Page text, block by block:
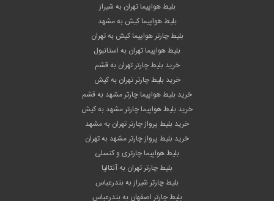
بلیط هواپیما تهران به شیراز
بلیط هواپیما کیش به مشهد
بلیط چارتر هواپیما کیش به تهران
بلیط هواپیما تهران به استانبول
خرید بلیط چارتر تهران به قشم
خرید بلیط چارتر تهران به کیش
خرید بلیط هواپیما چارتر مشهد به قشم
خرید بلیط هواپیما چارتر مشهد به کیش
خرید بلیط پرواز چارتر تهران به مشهد
خرید بلیط پرواز چارتر مشهد به تهران
بلیط هواپیما چارتری و کنسلی
بلیط چارتر تهران به آنتالیا
بلیط چارتر شیراز به بندرعباس
بلیط چارتر اصفهان به بندرعباس